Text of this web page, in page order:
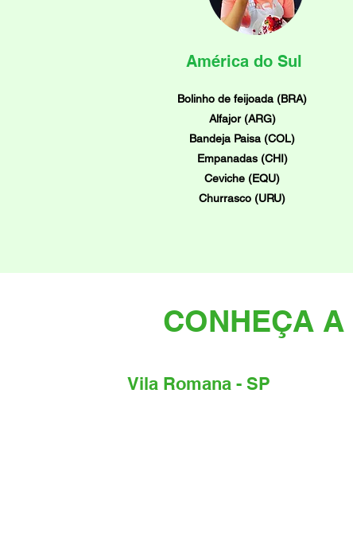
América do Sul
Bolinho de feijoada (BRA)
Alfajor (ARG)
Bandeja Paisa (COL)
Empanadas (CHI)
Ceviche (EQU)
Churrasco (URU)
CONHEÇA
Vila Romana - SP